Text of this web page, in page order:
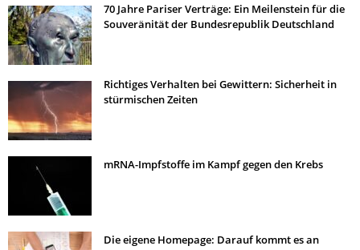
70 Jahre Pariser Verträge: Ein Meilenstein für die
Souveränität der Bundesrepublik Deutschland
Richtiges Verhalten bei Gewittern: Sicherheit in
stürmischen Zeiten
mRNA-Impfstoffe im Kampf gegen den Krebs
Die eigene Homepage: Darauf kommt es an